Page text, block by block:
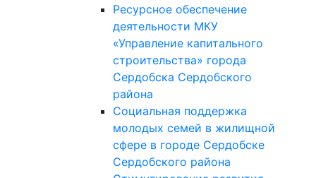
Ресурсное обеспечение
деятельности МКУ
«Управление капитального
строительства» города
Сердобска Сердобского
района
Социальная поддержка
молодых семей в жилищной
сфере в городе Сердобске
Сердобского района